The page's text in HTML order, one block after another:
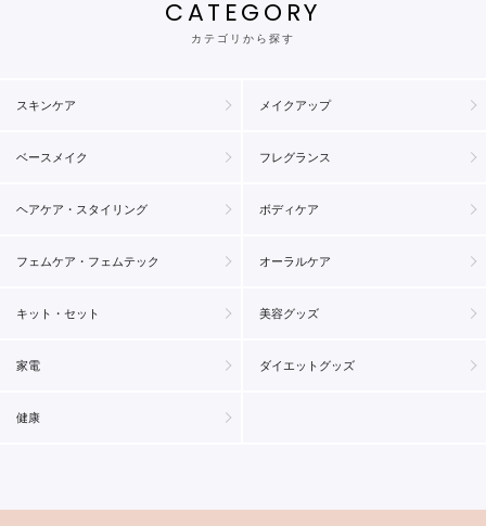
CATEGORY
カテゴリから探す
スキンケア メイクアップ
ベースメイク フレグランス
ヘアケア・スタイリング ボディケア
フェムケア・フェムテック オーラルケア
キット・セット 美容グッズ
家電 ダイエットグッズ
健康